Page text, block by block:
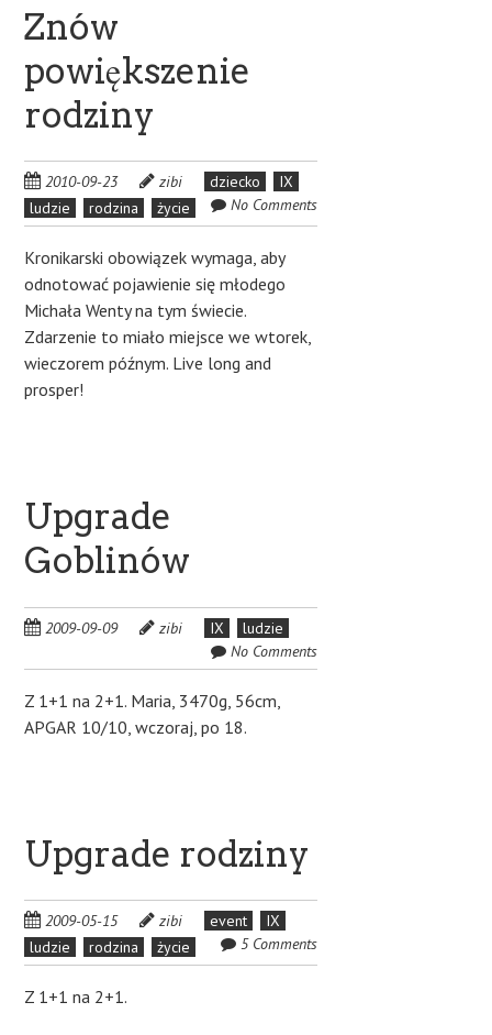
Znów
powiększenie
rodziny
2010-09-23 zibi dziecko
IX
ludzie
rodzina życie No Comments
Kronikarski obowiązek wymaga, aby
odnotować pojawienie się młodego
Michała Wenty na tym świecie.
Zdarzenie to miało miejsce we wtorek,
wieczorem późnym. Live long and
prosper!
Upgrade
Goblinów
2009-09-09 zibi IX
ludzie
No Comments
Z 1+1 na 2+1. Maria, 3470g, 56cm,
APGAR 10/10, wczoraj, po 18.
Upgrade rodziny
2009-05-15 zibi event
IX
ludzie
rodzina życie 5 Comments
Z 1+1 na 2+1.